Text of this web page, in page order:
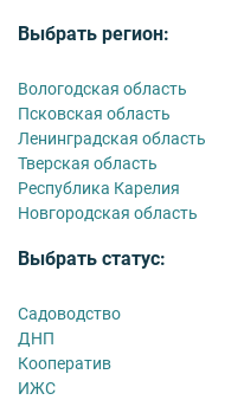
Выбрать регион:
Вологодская область
Псковская область
Ленинградская область
Тверская область
Республика Карелия
Новгородская область
Выбрать статус:
Садоводство
ДНП
Кооператив
ИЖС